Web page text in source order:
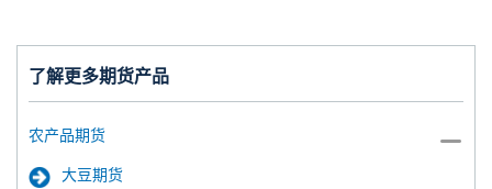
了解更多期货产品
农产品期货
大豆期货